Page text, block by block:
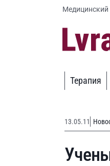
Медицинский
Терапия
13.05.11